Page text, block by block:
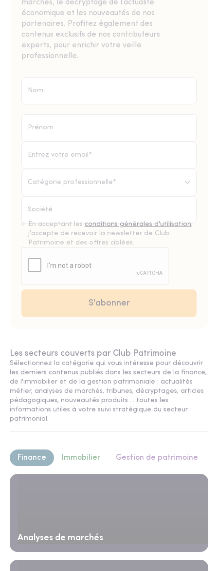
marchés, le décryptage de l’actualité
économique et les nouveautés de nos
partenaires. Profitez également des
contenus exclusifs de nos contributeurs
experts, pour enrichir votre veille
professionnelle.
Catégorie professionnelle*
En acceptant les conditions générales d'utilisation,
j'accepte de recevoir la newsletter de Club
Patrimoine et des offres ciblées.
Les secteurs couverts par Club Patrimoine
Sélectionnez la catégorie qui vous intéresse pour découvrir
les derniers contenus publiés dans les secteurs de la finance,
de l'immobilier et de la gestion patrimoniale : actualités
métier, analyses de marchés, tribunes, décryptages, articles
pédagogiques, nouveautés produits ... toutes les
informations utiles à votre suivi stratégique du secteur
patrimonial.
Finance Immobilier Gestion de patrimoine
Analyses de marchés